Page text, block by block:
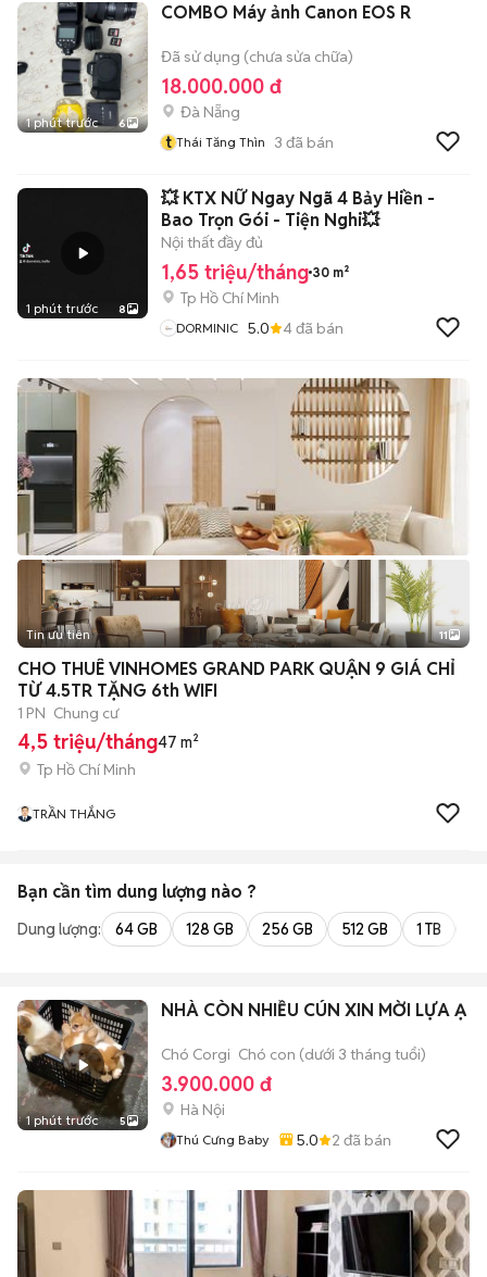
1 phút trước 6
COMBO Máy ảnh Canon EOS R
Đã sử dụng (chưa sửa chữa)
18.000.000 đ
Đà Nẵng
t Thái Tăng Thìn 3 đã bán
1 phút trước 8
💥 KTX NỮ Ngay Ngã 4 Bảy Hiền -
Bao Trọn Gói - Tiện Nghi💥
Nội thất đầy đủ
1,65 triệu/tháng 30 m²
Tp Hồ Chí Minh
DORMINIC 5.0 4đã bán
+2
Tin ưu tiên 11
CHO THUÊ VINHOMES GRAND PARK QUẬN 9 GIÁ CHỈ
TỪ 4.5TR TẶNG 6th WIFI
1 PN Chung cư
4,5 triệu/tháng47 m²
Tp Hồ Chí Minh
TRẦN THẮNG
Bạn cần tìm dung lượng nào ?
Dung lượng: 64 GB 128 GB 256 GB 512 GB 1 TB
1 phút trước 5
NHÀ CÒN NHIỀU CÚN XIN MỜI LỰA Ạ
Chó Corgi Chó con (dưới 3 tháng tuổi)
3.900.000 đ
Hà Nội
Thú Cưng Baby 5.0 2 đã bán